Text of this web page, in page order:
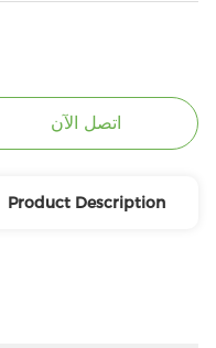
اتصل الآن
Product Description